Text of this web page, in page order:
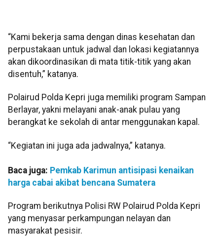
“Kami bekerja sama dengan dinas kesehatan dan
perpustakaan untuk jadwal dan lokasi kegiatannya
akan dikoordinasikan di mata titik-titik yang akan
disentuh,” katanya.
Polairud Polda Kepri juga memiliki program Sampan
Berlayar, yakni melayani anak-anak pulau yang
berangkat ke sekolah di antar menggunakan kapal.
“Kegiatan ini juga ada jadwalnya,” katanya.
Baca juga: Pemkab Karimun antisipasi kenaikan
harga cabai akibat bencana Sumatera
Program berikutnya Polisi RW Polairud Polda Kepri
yang menyasar perkampungan nelayan dan
masyarakat pesisir.